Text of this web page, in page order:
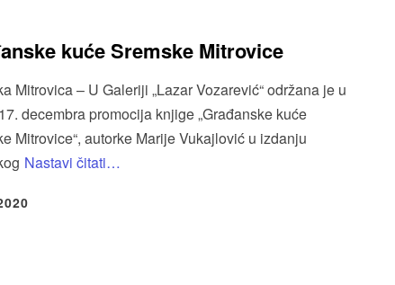
kuće Sremske Mitrovice
Mitrovica – U Galeriji „Lazar Vozarević“ održana je u
decembra promocija knjige „Građanske kuće
Mitrovice“, autorke Marije Vukajlović u izdanju
Nastavi čitati…